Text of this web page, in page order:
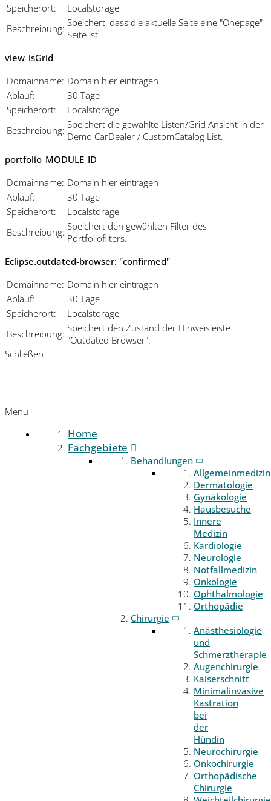
Speicherort:
Localstorage
Beschreibung: Speichert, dass die aktuelle Seite eine "Onepage"
Seite ist.
view_isGrid
Domainname: Domain hier eintragen
Ablauf:
30 Tage
Speicherort:
Localstorage
Beschreibung: Speichert die gewählte Listen/Grid Ansicht in der
Demo CarDealer / CustomCatalog List.
portfolio_MODULE_ID
Domainname: Domain hier eintragen
Ablauf:
30 Tage
Speicherort:
Localstorage
Beschreibung: Speichert den gewählten Filter des
Portfoliofilters.
Eclipse.outdated-browser: "confirmed"
Domainname: Domain hier eintragen
Ablauf:
30 Tage
Speicherort:
Localstorage
Beschreibung: Speichert den Zustand der Hinweisleiste
"Outdated Browser".
Schließen
Menu
Home
Fachgebiete
Behandlungen
Allgemeinmedizin
Dermatologie
Gynäkologie
Hausbesuche
Innere
Medizin
Kardiologie
Neurologie
Notfallmedizin
Onkologie
Ophthalmologie
Orthopädie
Chirurgie
Anästhesiologie
und
Schmerztherapie
Augenchirurgie
Kaiserschnitt
Minimalinvasive
Kastration
bei
der
Hündin
Neurochirurgie
Onkochirurgie
Orthopädische
Chirurgie